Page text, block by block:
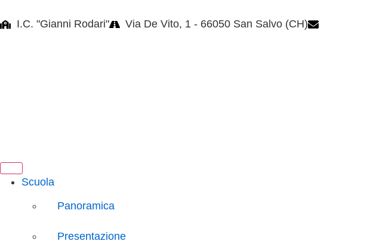
I.C. "Gianni Rodari" Via De Vito, 1 - 66050 San Salvo (CH)
Scuola
Panoramica
Presentazione